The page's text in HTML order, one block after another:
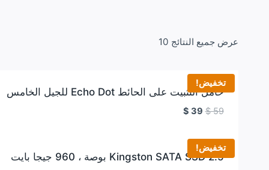
عرض جميع النتائج 10
تخفيض!
حامل التثبيت على الحائط Echo Dot للجيل الخامس
$59
$ 39
تخفيض!
Kingston SATA SSD 2.5 بوصة ، 960 جيجا بايت